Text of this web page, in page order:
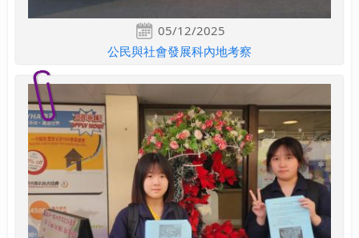
05/12/2025
公民與社會發展科內地考察